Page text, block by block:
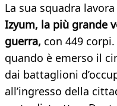
La sua squadra
Izyum, la più grande
guerra, con 449
quando è emerso il
dai battaglioni
all’ingresso della